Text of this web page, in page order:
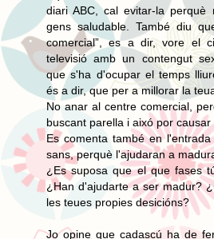
diari ABC, cal evitar-la
gens saludable. També diu
comercial”, es a dir, vore el
televisió amb un contengut
que s'ha d'ocupar el temps
és a dir, que per a millorar la
No anar al centre comercial,
buscant parella i aixó por
Es comenta també en
sans, perquè l'ajudaran a
¿Es suposa que el que fases
¿Han d'ajudarte a ser madur?
les teues propies desicións?
Jo opine que cadascú ha de